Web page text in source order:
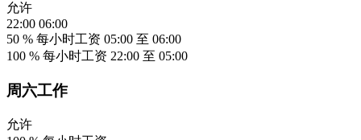
允许
22:00 06:00
50 % 每小时工资 05:00 至 06:00
100 % 每小时工资 22:00 至 05:00
周六工作
允许